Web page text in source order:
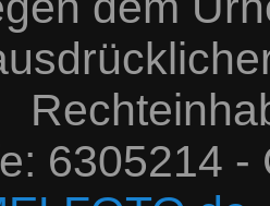
6305214